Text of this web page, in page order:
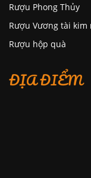
Rượu Phong Thủy
Rượu Vương tài kim
Rượu hộp quà
ĐỊA ĐIỂM